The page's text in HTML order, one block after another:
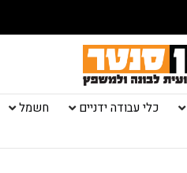
כלי עבודה ידניים חשמל